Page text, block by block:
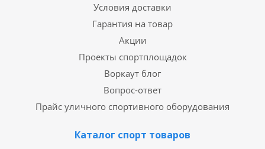
Условия доставки
Гарантия на товар
Акции
Проекты спортплощадок
Воркаут блог
Вопрос-ответ
Прайс уличного спортивного оборудования
Каталог спорт товаров